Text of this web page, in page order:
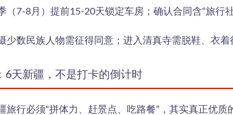
（7-8月）提前15-20天锁定车房；确认合同含“旅行
少数民族人物需征得同意；进入清真寺需脱鞋、衣
6天新疆，不是打卡的倒计时
旅行必须“拼体力、赶景点、吃路餐”，其实真正优